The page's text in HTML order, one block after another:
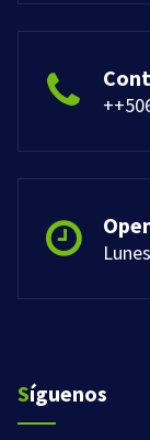
Síguenos